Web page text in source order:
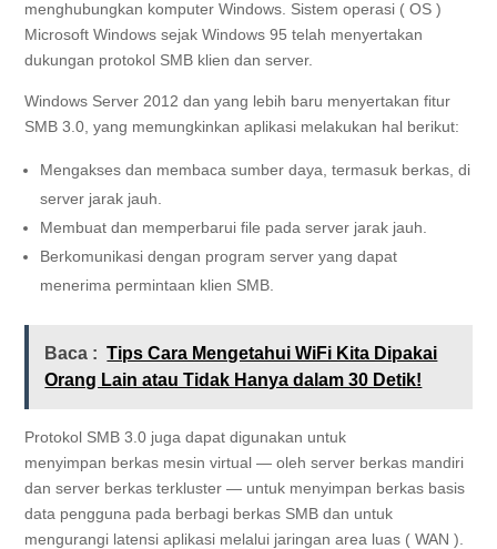
menghubungkan komputer Windows. Sistem operasi (OS )
Microsoft Windows sejak Windows 95 telah menyertakan
dukungan protokol SMB klien dan server.
Windows Server 2012 dan yang lebih baru menyertakan fitur
SMB 3.0, yang memungkinkan aplikasi melakukan hal berikut:
Mengakses dan membaca sumber daya, termasuk berkas, di
server jarak jauh.
Membuat dan memperbarui file pada server jarak jauh.
Berkomunikasi dengan program server yang dapat
menerima permintaan klien SMB.
Baca : Tips Cara Mengetahui WiFi Kita Dipakai
Orang Lain atau Tidak Hanya dalam 30 Detik!
Protokol SMB 3.0 juga dapat digunakan untuk
menyimpan berkas mesin virtual — oleh server berkas mandiri
dan server berkasterkluster — untuk menyimpan berkas basis
data pengguna pada berbagi berkas SMB dan untuk
mengurangi latensi aplikasi melalui jaringan area luas (WAN ).